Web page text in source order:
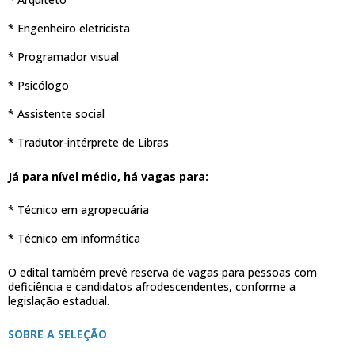
* Engenheiro eletricista
* Programador visual
* Psicólogo
* Assistente social
* Tradutor-intérprete de Libras
Já para nível médio, há vagas para:
* Técnico em agropecuária
* Técnico em informática
O edital também prevê reserva de vagas para pessoas com
deficiência e candidatos afrodescendentes, conforme a
legislação estadual.
SOBRE A SELEÇÃO